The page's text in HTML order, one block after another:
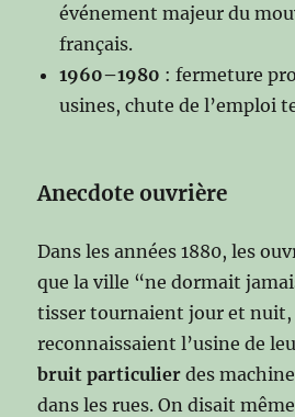
événement majeur du
français.
1960–1980 : fermeture
usines, chute de l’emploi
Anecdote ouvrière
Dans les années 1880, les
que la ville “ne dormait
tisser tournaient jour et nuit,
reconnaissaient l’usine de
bruit particulier des
dans les rues. On disait